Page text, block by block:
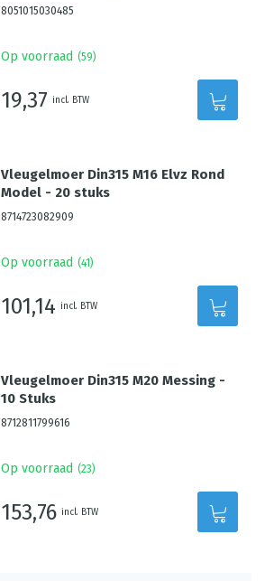
8051015030485
Op voorraad (59)
19,37 incl. BTW
Vleugelmoer Din315 M16 Elvz Rond
Model - 20 stuks
8714723082909
Op voorraad (41 )
101,14 incl. BTW
Vleugelmoer Din315 M20 Messing -
10 Stuks
8712811799616
Op voorraad (23)
153,76 incl. BTW